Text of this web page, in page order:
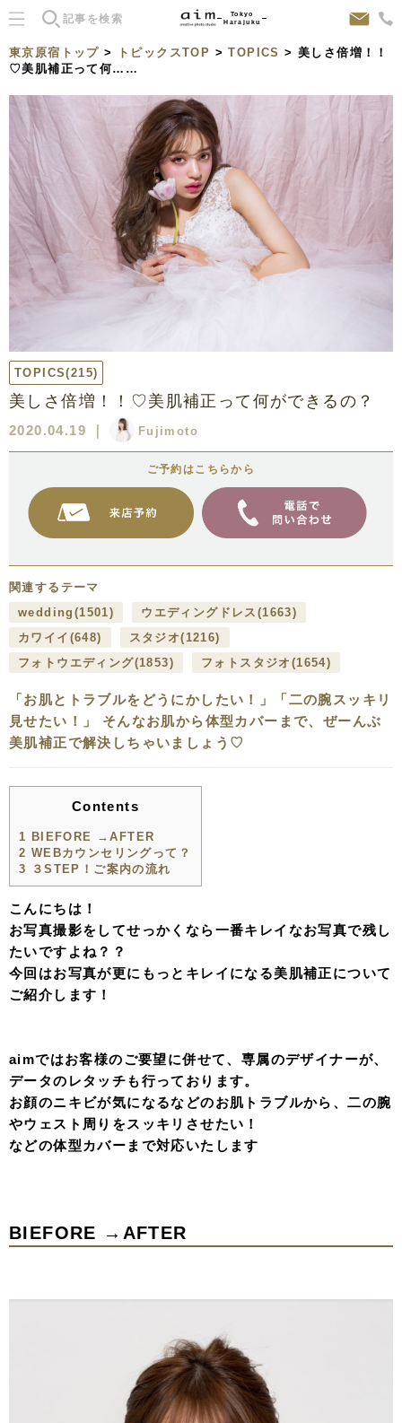
Tokyo
Harajuku
東京原宿トップ > トピックスTOP >TOPICS > 美しさ倍増！！
♡美肌補正って何……
TOPICS(215)
美しさ倍増！！♡美肌補正って何ができるの？
2020.04.19 Fujimoto
ご予約はこちらから
関連するテーマ
wedding (1501) ウエディングドレス (1663)
カワイイ (648) スタジオ(1216)
フォトウエディング(1853) フォトスタジオ (1654)
「お肌とトラブルをどうにかしたい！」「二の腕スッキリ
見せたい！」 そんなお肌から体型カバーまで、ぜーんぶ
美肌補正で解決しちゃいましょう♡
Contents
1 BIEFORE →AFTER
2 WEBカウンセリングって？
3 ３STEP！ご案内の流れ
こんにちは！
お写真撮影をしてせっかくなら一番キレイなお写真で残し
たいですよね？？
今回はお写真が更にもっとキレイになる美肌補正について
ご紹介します！
aimではお客様のご要望に併せて、専属のデザイナーが、
データのレタッチも行っております。
お顔のニキビが気になるなどのお肌トラブルから、二の腕
やウェスト周りをスッキリさせたい！
などの体型カバーまで対応いたします
BIEFORE →AFTER